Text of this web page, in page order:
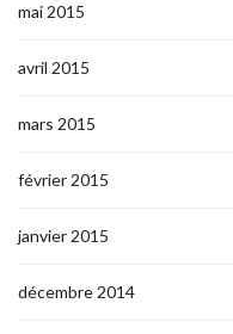
mai 2015
avril 2015
mars 2015
février 2015
janvier 2015
décembre 2014